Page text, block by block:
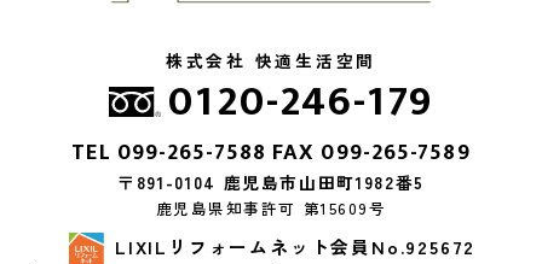
株式会社 快適生活空間
0120-246-179
TEL 099-265-7588 FAX 099-265-7589
〒891-0104 鹿児島市山田町1982番5
鹿児島県知事許可 第15609号
LIXILリフォームネット会員No.925672